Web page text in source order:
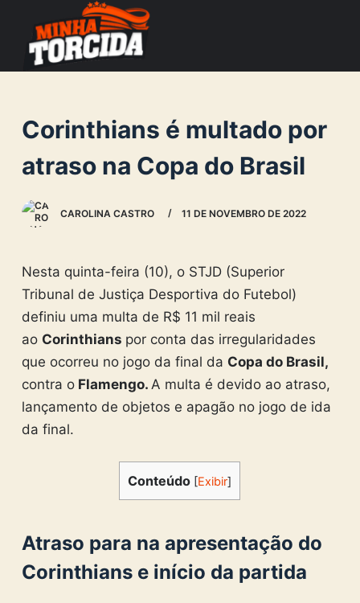
o
o
n
Corinthians é multado por
atraso na Copa do Brasil
CAROLINA CASTRO 11 DE NOVEMBRO DE 2022
Nesta quinta-feira (10), o STJD (Superior
Tribunal de Justiça Desportiva do Futebol)
definiu uma multa de R$ 11 mil reais
ao Corinthians por conta das irregularidades
que ocorreu no jogo da final da Copa do Brasil,
contra oFlamengo. A multa é devido ao atraso,
lançamento de objetos e apagão no jogo de ida
da final.
Conteúdo [Exibir]
Atraso para na apresentação do
Corinthians e início da partida